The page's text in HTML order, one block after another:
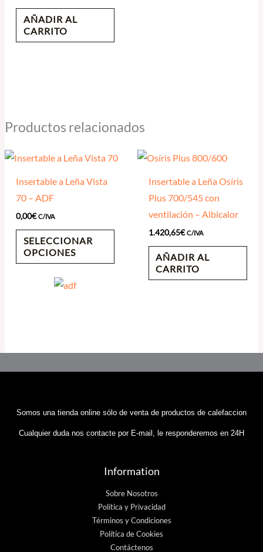
AÑADIR AL
CARRITO
Productos relacionados
Insertable a Leña Vista
70 – ADF
0,00€ C/IVA
SELECCIONAR
OPCIONES
Insertable a Leña Osíris
Plus 700/545 con
ventilación – Albicalor
1.420,65€ C/IVA
AÑADIR AL
CARRITO
Somos una tienda online sólo de venta de productos de calefaccion
Cualquier duda nos contacte por E-mail, le responderemos en 24H
Information
Sobre Nosotros
Política y Privacidad
Términos y Condiciones
Política de Cookies
Contáctenos